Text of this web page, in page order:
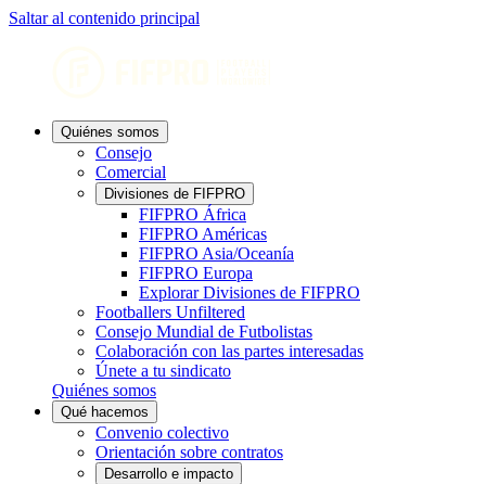
Saltar al contenido principal
Quiénes somos
Consejo
Comercial
Divisiones de FIFPRO
FIFPRO África
FIFPRO Américas
FIFPRO Asia/Oceanía
FIFPRO Europa
Explorar Divisiones de FIFPRO
Footballers Unfiltered
Consejo Mundial de Futbolistas
Colaboración con las partes interesadas
Únete a tu sindicato
Quiénes somos
Qué hacemos
Convenio colectivo
Orientación sobre contratos
Desarrollo e impacto